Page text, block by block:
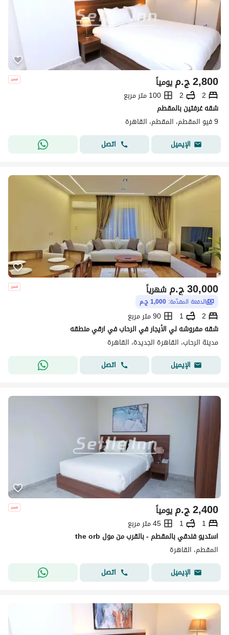
ج.م2,800 يومياً
2
2
100 متر مربع
شقه غرفتين بالمقطم
9 فيو المقطم، المقطم، القاهرة
الإيميل
اتصل
ج.م30,000 شهرياً
الدفعة المقدّمة: 1,000 ج.م
2
1
90 متر مربع
شقه مفروشه لي الأيجار في الرحاب في ارقي منطقه
مدينة الرحاب، القاهرة الجديدة، القاهرة
الإيميل
اتصل
ج.م2,400 يومياً
1
1
45 متر مربع
استديو فندقي بالمقطم - بالقرب من مول the orb
المقطم، القاهرة
الإيميل
اتصل